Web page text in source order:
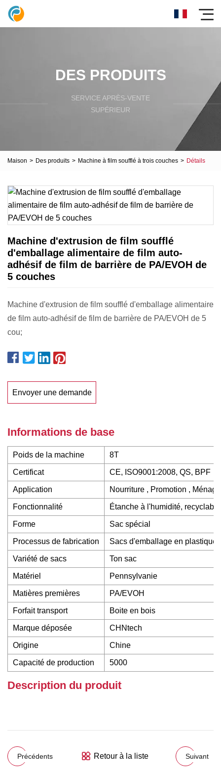
DES PRODUITS
SERVICE APRÈS-VENTE
SUPÉRIEUR
Maison > Des produits > Machine à film soufflé à trois couches > Détails
Machine d'extrusion de film soufflé
d'emballage alimentaire de film auto-
adhésif de film de barrière de PA/EVOH de
5 couches
Machine d'extrusion de film soufflé d'emballage alimentaire
de film auto-adhésif de film de barrière de PA/EVOH de 5
cou;
Envoyer une demande
Informations de base
Poids de la machine 8T
Certificat CE, ISO9001:2008, QS, BPF
Application Nourriture , Promotion ,
Fonctionnalité Étanche à l'humidité,
Forme Sac spécial
Processus de fabrication Sacs d'emballage en plastique
Variété de sacs Ton sac
Matériel Pennsylvanie
Matières premières PA/EVOH
Forfait transport Boite en bois
Marque déposée CHNtech
Origine Chine
Capacité de production 5000
Description du produit
Précédents Retour à la liste Suivant